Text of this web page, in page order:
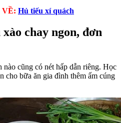
Hủ tiếu xí quách
chay ngon, đơn
cũng có nét hấp dẫn riêng. Học
cho bữa ăn gia đình thêm ấm cúng